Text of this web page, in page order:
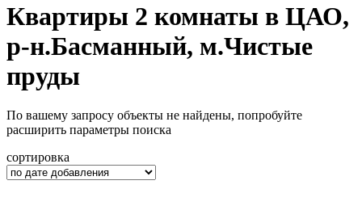
Квартиры 2 комнаты в ЦАО,
р-н.Басманный, м.Чистые
пруды
По вашему запросу объекты не найдены, попробуйте
расширить параметры поиска
сортировка